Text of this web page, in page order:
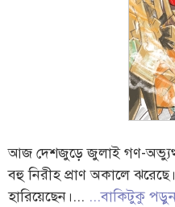
আজ দেশজুড়ে জুলাই গণ-
বহু নিরীহ প্রাণ অকালে
হারিয়েছেন।... ...বাকিটুকু